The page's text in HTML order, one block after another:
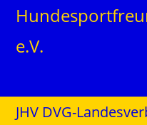
Zum
Inhalt
springen
e.V.
JHV DVG-